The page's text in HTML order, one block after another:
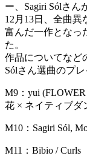
ー、Sagiri Sólさん
12月13日、全曲
富んだ一作となっ
た。
作品についてなど
Sólさん選曲のプ
M9：yui
花 × ネイティブダ
M10：Sagiri Sól,
M11：Bibio / Curls